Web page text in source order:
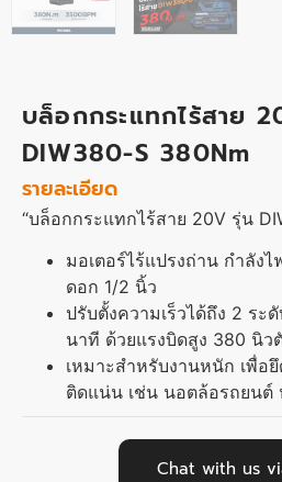
บล็อกกระแทกไร้สาย
DIW380-S 380Nm
รายละเอียด
“บล็อกกระแทกไร้สาย 20V รุ่น
มอเตอร์ไร้แปรงถ่าน กำลัง
ดอก 1/2 นิ้ว
ปรับตั้งความเร็วได้ถึง 2 ระ
นาที ด้วยแรงบิดสูง 380 นิว
เหมาะสำหรับงานหนัก เพื่อ
ติดแน่น เช่น นอตล้อรถยนต์
Chat with us